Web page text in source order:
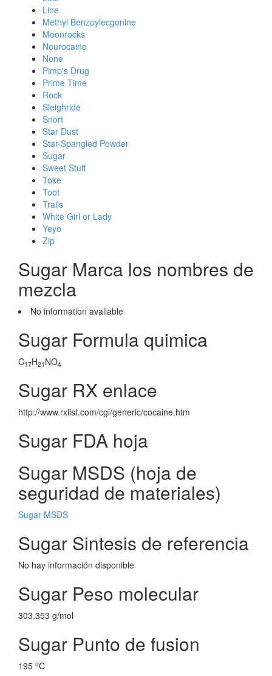
Line
Methyl Benzoylecgonine
Moonrocks
Neurocaine
None
Pimp's Drug
Prime Time
Rock
Sleighride
Snort
Star Dust
Star-Spangled Powder
Sugar
Sweet Stuff
Toke
Toot
Trails
White Girl or Lady
Yeyo
Zip
Sugar Marca los nombres de
mezcla
No information avaliable
Sugar Formula quimica
C17H21 NO4
Sugar RX enlace
http://www.rxlist.com/cgi/generic/cocaine.htm
Sugar FDA hoja
Sugar MSDS (hoja de
seguridad de materiales)
Sugar MSDS
Sugar Sintesis de referencia
No hay información disponible
Sugar Peso molecular
303.353 g/mol
Sugar Punto de fusion
195 oC